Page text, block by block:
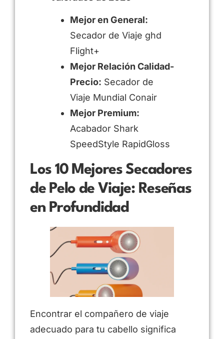
Mejor en General:
Secador de Viaje ghd
Flight+
Mejor Relación Calidad-
Precio: Secador de
Viaje Mundial Conair
Mejor Premium:
Acabador Shark
SpeedStyle RapidGloss
Los 10 Mejores Secadores
de Pelo de Viaje: Reseñas
en Profundidad
Encontrar el compañero de viaje
adecuado para tu cabello significa